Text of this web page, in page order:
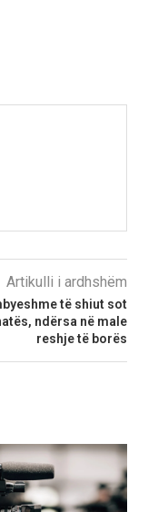
Artikulli i ardhshëm
të shiut sot
ndërsa në male
reshje të borës